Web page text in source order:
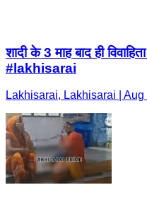
शादी के 3 माह बाद ही
#lakhisarai
Lakhisarai, Lakhisarai | Aug